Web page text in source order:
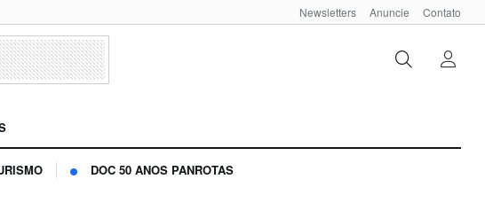
Newsletters Anuncie Contato
DOC 50 ANOS PANROTAS